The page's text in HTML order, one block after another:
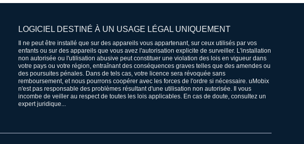
LOGICIEL DESTINÉ À UN USAGE LÉGAL UNIQUEMENT
Il ne peut être installé que sur des appareils vous appartenant, sur ceux utilisés par vos
enfants ou sur des appareils que vous avez l'autorisation explicite de surveiller. L'installation
non autorisée ou l'utilisation abusive peut constituer une violation des lois en vigueur dans
votre pays ou votre région, entraînant des conséquences graves telles que des amendes ou
des poursuites pénales. Dans de tels cas, votre licence sera révoquée sans
remboursement, et nous pourrons coopérer avec les forces de l'ordre si nécessaire. uMobix
n'est pas responsable des problèmes résultant d'une utilisation non autorisée. Il vous
incombe de veiller au respect de toutes les lois applicables. En cas de doute, consultez un
expert juridique...